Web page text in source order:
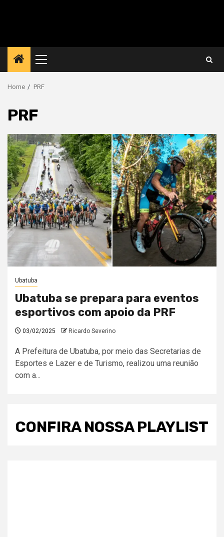
Primary
Menu
Home PRF
PRF
Ubatuba
Ubatuba se prepara para eventos
esportivos com apoio da PRF
03/02/2025 Ricardo Severino
A Prefeitura de Ubatuba, por meio das Secretarias de
Esportes e Lazer e de Turismo, realizou uma reunião
com a...
CONFIRA NOSSA PLAYLIST